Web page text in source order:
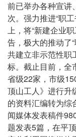
前已举办各种宣讲
次。强力推进“职
上，将“新建企业
告，极大的推动了
共建立非示范性职
标。截止目前，全
省级22家，市级
顶山工人》进行升
的资料汇编转为综
闻媒体发表稿件
题发表5篇，在平